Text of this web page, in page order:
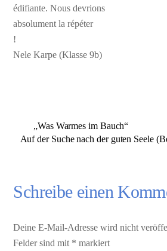
édifiante. Nous devrions
absolument la répéter
!
Nele Karpe (Klasse 9b)
„Was Warmes im Bauch“
Auf der Suche nach der guten Seele
Schreibe einen
Deine E-Mail-Adresse wird nicht
Felder sind mit * markiert